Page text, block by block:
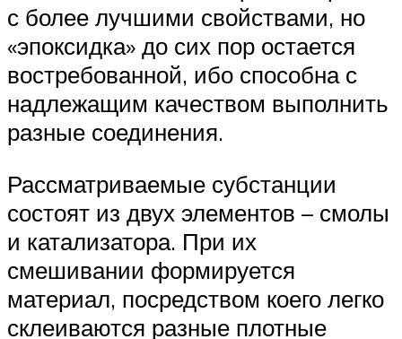
с более лучшими свойствами, но
«эпоксидка» до сих пор остается
востребованной, ибо способна с
надлежащим качеством выполнить
разные соединения.
Рассматриваемые субстанции
состоят из двух элементов – смолы
и катализатора. При их
смешивании формируется
материал, посредством коего легко
склеиваются разные плотные